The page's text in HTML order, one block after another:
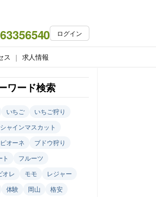
ログイン
ス 求人情報
ワード検索
いちご
いちご狩り
シャインマスカット
ピオーネ
ブドウ狩り
フルーツ
オレ
モモ
レジャー
体験 岡山
格安